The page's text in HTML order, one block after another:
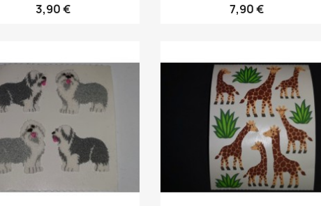
3,90 € 7,90 €